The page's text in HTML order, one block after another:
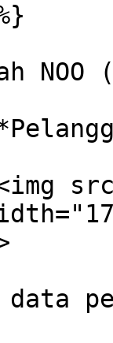
data